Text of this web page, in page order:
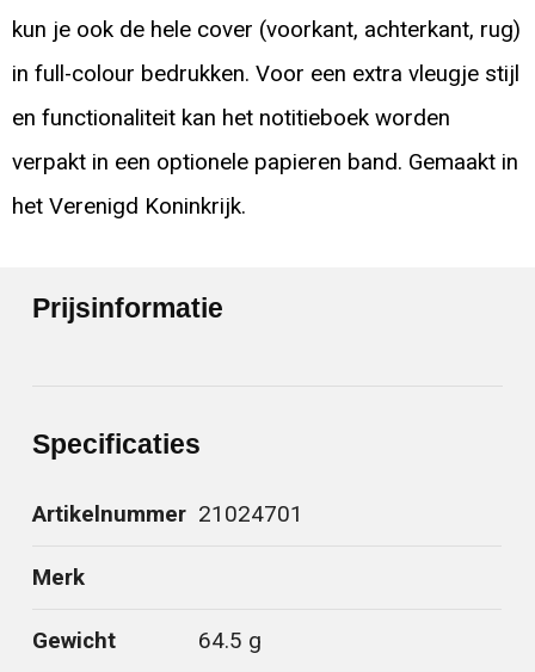
kun je ook de hele cover (voorkant, achterkant, rug)
in full-colour bedrukken. Voor een extra vleugje stijl
en functionaliteit kan het notitieboek worden
verpakt in een optionele papieren band. Gemaakt in
het Verenigd Koninkrijk.
Prijsinformatie
Specificaties
Artikelnummer 21024701
Merk
Gewicht 64.5 g